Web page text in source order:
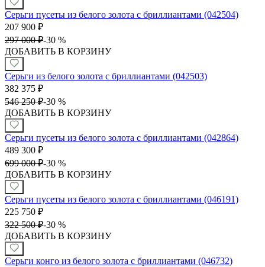
Серьги пусеты из белого золота с бриллиантами (042504)
207 900 ₽
297 000 ₽-30 %
ДОБАВИТЬ В КОРЗИНУ
Серьги из белого золота с бриллиантами (042503)
382 375 ₽
546 250 ₽-30 %
ДОБАВИТЬ В КОРЗИНУ
Серьги пусеты из белого золота с бриллиантами (042864)
489 300 ₽
699 000 ₽-30 %
ДОБАВИТЬ В КОРЗИНУ
Серьги пусеты из белого золота с бриллиантами (046191)
225 750 ₽
322 500 ₽-30 %
ДОБАВИТЬ В КОРЗИНУ
Серьги конго из белого золота с бриллиантами (046732)